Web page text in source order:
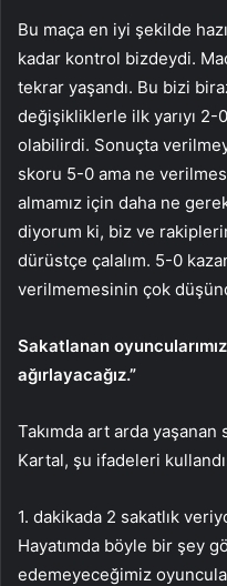
Bu maça en iyi şekilde
kadar kontrol bizdeydi.
tekrar yaşandı. Bu bizi
değişikliklerle ilk yarıyı 2-
olabilirdi. Sonuçta
skoru 5-0 ama ne
almamız için daha ne
diyorum ki, biz ve
dürüstçe çalalım. 5-0
verilmemesinin çok
Sakatlanan
ağırlayacağız.”
Takımda art arda yaşanan
Kartal, şu ifadeleri
1. dakikada 2 sakatlık
Hayatımda böyle bir şey
edemeyeceğimiz